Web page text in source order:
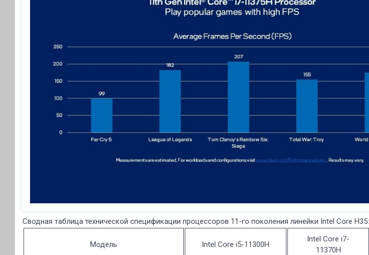
Сводная таблица технической спецификации процессоров 11-го поколения линейки Intel Core H35:
Модель Intel Core i5-11300H
Intel Core i7-
11370H